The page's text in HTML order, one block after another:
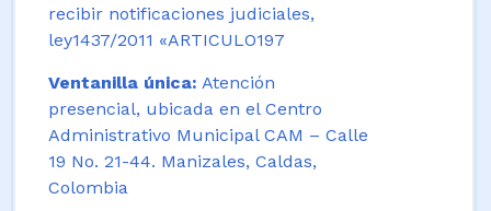
recibir notificaciones judiciales,
ley1437/2011 «ARTICULO197
Ventanilla única: Atención
presencial, ubicada en el Centro
Administrativo Municipal CAM – Calle
19 No. 21-44. Manizales, Caldas,
Colombia